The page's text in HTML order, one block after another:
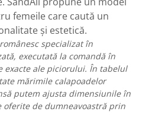
femeile care caută un
și estetică.
specializat în
executată la comandă în
exacte ale piciorului. În tabelul
mărimile calapoadelor
putem ajusta dimensiunile în
de dumneavoastră prin